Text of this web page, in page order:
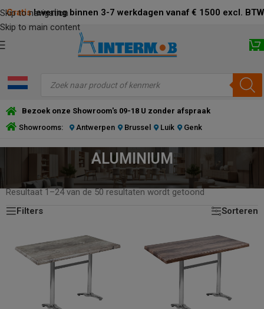
Skip to navigation
Skip to main content
Gratislevering binnen 3-7 werkdagen vanaf € 1500 excl.
Bezoek onze Showroom's 09-18 U zonder afspraak
Showrooms:
Antwerpen Brussel Luik Genk
ALUMINIUM
PRODUCT FRAME KLEUR ALUMINIUM
Resultaat 1–24 van de 50 resultaten wordt getoond
Filters
Sorteren